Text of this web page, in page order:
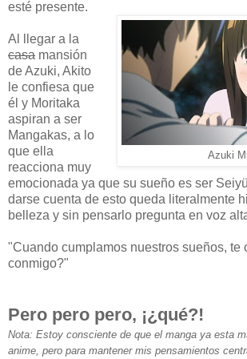
esté presente.
Azuki
Al llegar a la
casa mansión
de Azuki, Akito
le confiesa que
él y Moritaka
aspiran a ser
Mangakas, a lo
que ella
reacciona muy
emocionada ya que su sueño es ser
darse cuenta de esto queda literalmente
belleza y sin pensarlo pregunta en voz
"Cuando cumplamos nuestros sueños, te
conmigo?"
Pero pero pero, ¡¿qué?!
Nota: Estoy consciente de que el manga ya esta
anime, pero para mantener mis pensamientos